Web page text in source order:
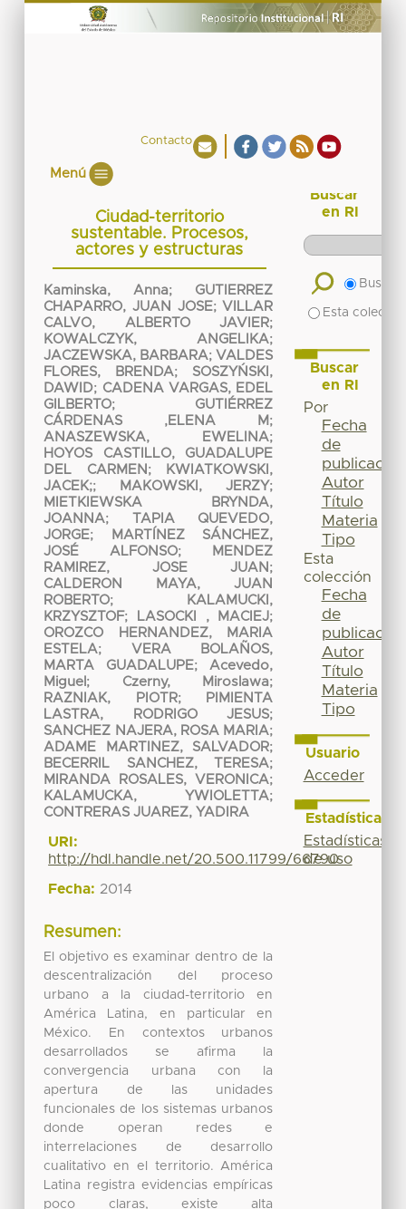
Contacto
Menú
Ciudad-territorio
sustentable. Procesos,
actores y estructuras
Kaminska, Anna; GUTIERREZ
CHAPARRO, JUAN JOSE; VILLAR
CALVO, ALBERTO JAVIER;
KOWALCZYK, ANGELIKA;
JACZEWSKA, BARBARA; VALDES
FLORES, BRENDA; SOSZYŃSKI,
DAWID; CADENA VARGAS, EDEL
GILBERTO; GUTIÉRREZ
CÁRDENAS ,ELENA M ;
ANASZEWSKA, EWELINA;
HOYOS CASTILLO, GUADALUPE
DEL CARMEN ;
KWIATKOWSKI,
JACEK;; MAKOWSKI, JERZY;
MIETKIEWSKA BRYNDA,
JOANNA;
TAPIA QUEVEDO,
JORGE;
MARTÍNEZ SÁNCHEZ,
JOSÉ ALFONSO;
MENDEZ
RAMIREZ, JOSE JUAN ;
CALDERON MAYA, JUAN
ROBERTO;
KALAMUCKI,
KRZYSZTOF; LASOCKI , MACIEJ;
OROZCO HERNANDEZ, MARIA
ESTELA; VERA BOLAÑOS,
MARTA GUADALUPE;Acevedo,
Miguel ; Czerny, Miroslawa;
RAZNIAK, PIOTR;
PIMIENTA
LASTRA, RODRIGO JESUS;
SANCHEZ NAJERA, ROSA MARIA;
ADAME MARTINEZ, SALVADOR;
BECERRIL SANCHEZ, TERESA;
MIRANDA ROSALES, VERONICA;
KALAMUCKA, YWIOLETTA;
CONTRERAS JUAREZ, YADIRA
URI:
http://hdl.handle.net/20.500.11799/66790
Fecha: 2014
Resumen:
El objetivo es examinar dentro de la
descentralización del proceso
urbano a la ciudad-territorio en
América Latina, en particular en
México. En contextos urbanos
desarrollados se afirma la
convergencia urbana con la
apertura de las unidades
funcionales de los sistemas urbanos
donde operan redes e
interrelaciones de desarrollo
cualitativo en el territorio. América
Latina registra evidencias empíricas
poco claras, existe alta
Buscar
en RI
Buscar
Esta
Buscar
en RI
Por
Fecha
de
publicación
Autor
Título
Materia
Tipo
Esta
colección
Fecha
de
publicación
Autor
Título
Materia
Tipo
Usuario
Acceder
Estadísticas
Estadísticas
de uso